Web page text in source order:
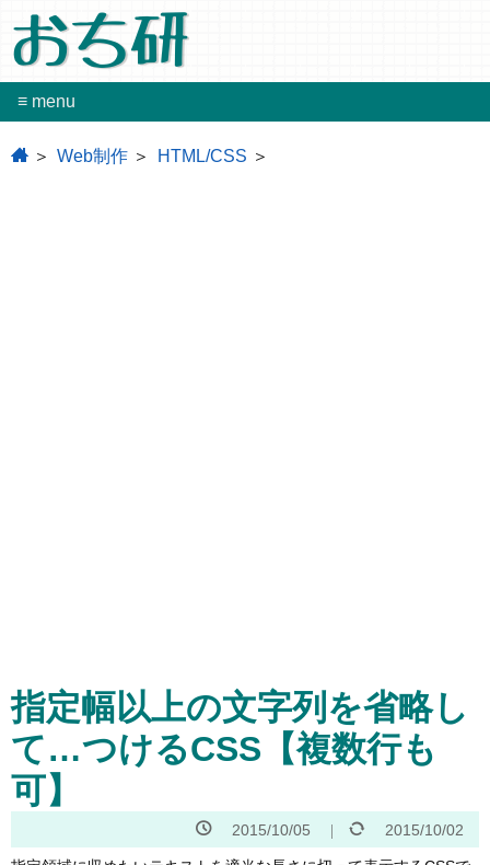
おち研
≡ menu
home Web制作 HTML/CSS
指定幅以上の文字列を省略し
て…つけるCSS【複数行も
可】
2015/10/05 2015/10/02